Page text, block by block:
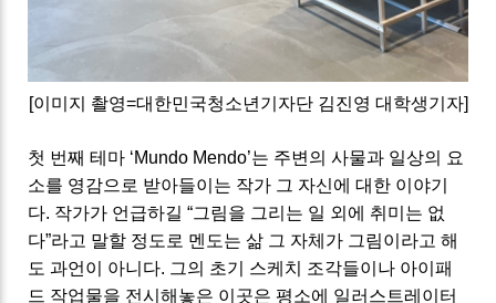
[이미지 촬영=대한민국청소년기자단 김진영 대학생기자]
첫 번째 테마 ‘Mundo Mendo’는 주변의 사물과 일상의 요
소를 영감으로 받아들이는 작가 그 자신에 대한 이야기
다. 작가가 언급하길“그림을 그리는 일 외에 취미는 없
다”라고 말할 정도로 멘도는 삶 그 자체가 그림이라고 해
도 과언이 아니다. 그의 초기 스케치 조각들이나 아이패
드 작업물을 전시해놓은 이곳은 평소에 일러스트레이터